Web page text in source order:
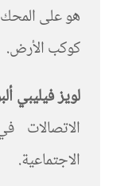
هو على
كوكب الأرض.
لويز فيليبي
الاتصالات
الاجتماعية.